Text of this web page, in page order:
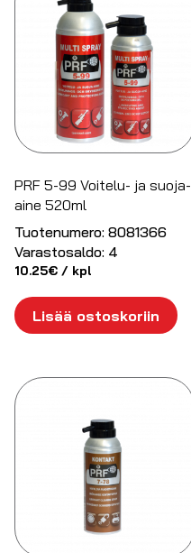
PRF 5-99 Voitelu- ja suoja-
aine 520ml
Tuotenumero: 8081366
Varastosaldo: 4
10.25€ / kpl
Lisää ostoskoriin